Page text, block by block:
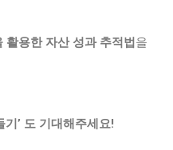
활용한 자산 성과 추적법 을
’ 도 기대해주세요!